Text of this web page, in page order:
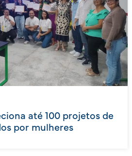
até 100 projetos de
por mulheres